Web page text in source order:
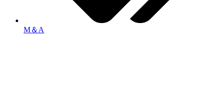
M＆A